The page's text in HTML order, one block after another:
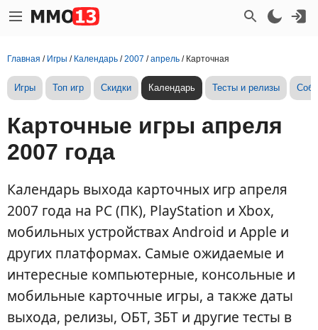
Главная / Игры / Календарь /2007 /апрель / Карточная
Игры Топ игр Скидки Календарь Тесты и релизы
Карточные игры апреля
2007 года
Календарь выхода карточных игр апреля
2007 года на PC (ПК), PlayStation и Xbox,
мобильных устройствах Android и Apple и
других платформах. Самые ожидаемые и
интересные компьютерные, консольные и
мобильные карточные игры, а также даты
выхода, релизы, ОБТ, ЗБТ и другие тесты в